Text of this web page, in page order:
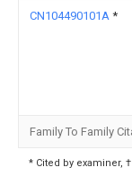
CN104490101A *
Family To Family
* Cited by examiner,